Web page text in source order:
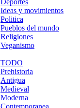
Ideas y movimientos
Politica
Pueblos del mundo
Religiones
Veganismo
TODO
Prehistoria
Antigua
Medieval
Moderna
Contemporanea